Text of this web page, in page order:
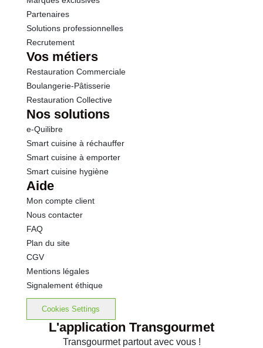
Partenaires
Solutions professionnelles
Recrutement
Vos métiers
Restauration Commerciale
Boulangerie-Pâtisserie
Restauration Collective
Nos solutions
e-Quilibre
Smart cuisine à réchauffer
Smart cuisine à emporter
Smart cuisine hygiène
Aide
Mon compte client
Nous contacter
FAQ
Plan du site
CGV
Mentions légales
Signalement éthique
Cookies Settings
L'application Transgourmet
Transgourmet partout avec vous !